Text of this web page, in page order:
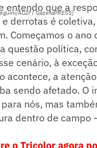
AGIF/ GazetaPRESS)
entendo que a
derrotas é
Começamos o ano
questão política,
cenário, à
acontece, a
sendo afetado. O
nós, mas
dentro de campo